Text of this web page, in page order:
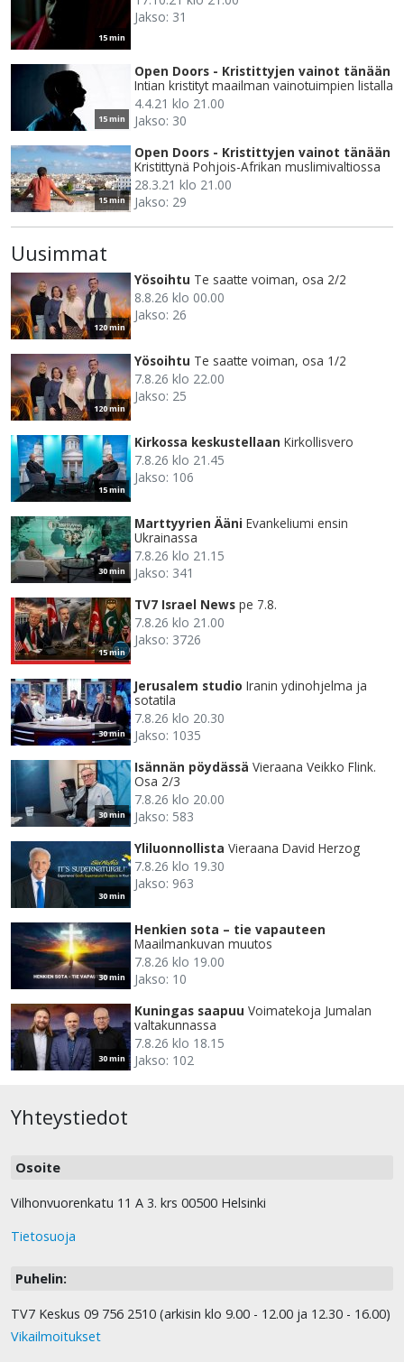
15 min
Jakso: 31
15 min
Open Doors - Kristittyjen vainot tänään
Intian kristityt maailman vainotuimpien listalla
4.4.21 klo 21.00
Jakso: 30
15 min
Open Doors - Kristittyjen vainot tänään
Kristittynä Pohjois-Afrikan muslimivaltiossa
28.3.21 klo 21.00
Jakso: 29
Uusimmat
120 min
Yösoihtu Te saatte voiman, osa 2/2
8.8.26 klo 00.00
Jakso: 26
120 min
Yösoihtu Te saatte voiman, osa 1/2
7.8.26 klo 22.00
Jakso: 25
15 min
Kirkossa keskustellaan Kirkollisvero
7.8.26 klo 21.45
Jakso: 106
30 min
Marttyyrien Ääni Evankeliumi ensin
Ukrainassa
7.8.26 klo 21.15
Jakso: 341
15 min
TV7 Israel News pe 7.8.
7.8.26 klo 21.00
Jakso: 3726
30 min
Jerusalem studio Iranin ydinohjelma ja
sotatila
7.8.26 klo 20.30
Jakso: 1035
30 min
Isännän pöydässä Vieraana Veikko Flink.
Osa 2/3
7.8.26 klo 20.00
Jakso: 583
30 min
Yliluonnollista Vieraana David Herzog
7.8.26 klo 19.30
Jakso: 963
30 min
Henkien sota – tie vapauteen
Maailmankuvan muutos
7.8.26 klo 19.00
Jakso: 10
30 min
Kuningas saapuu Voimatekoja Jumalan
valtakunnassa
7.8.26 klo 18.15
Jakso: 102
Yhteystiedot
Osoite
Vilhonvuorenkatu 11 A 3. krs 00500 Helsinki
Tietosuoja
Puhelin:
TV7 Keskus 09 756 2510 (arkisin klo 9.00 - 12.00 ja 12.30 - 16.00)
Vikailmoitukset